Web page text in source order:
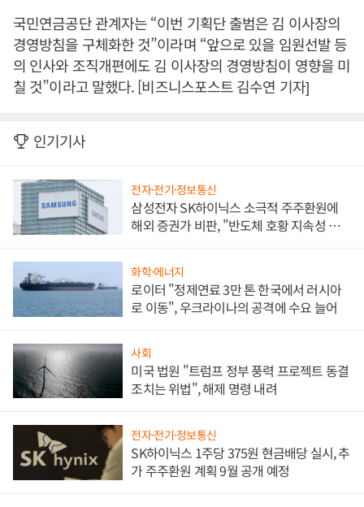
국민연금공단 관계자는 “이번 기획단 출범은 김 이사장의
경영방침을 구체화한 것”이라며 “앞으로 있을 임원선발 등
의 인사와 조직개편에도 김 이사장의 경영방침이 영향을 미
칠 것”이라고 말했다. [비즈니스포스트 김수연 기자]
인기기사
전자·전기·정보통신
삼성전자 SK하이닉스 소극적 주주환원에
해외 증권가 비판, "반도체 호황 지속성 의
화학·에너지
로이터 "정제연료 3만 톤 한국에서 러시아
로 이동", 우크라이나의 공격에 수요 늘어
사회
미국 법원 "트럼프 정부 풍력 프로젝트 동결
조치는 위법", 해제 명령 내려
전자·전기·정보통신
SK하이닉스 1주당 375원 현금배당 실시, 추
가 주주환원 계획 9월 공개 예정